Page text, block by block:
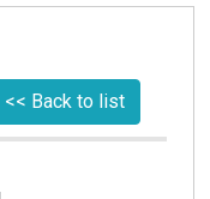
<< Back to list